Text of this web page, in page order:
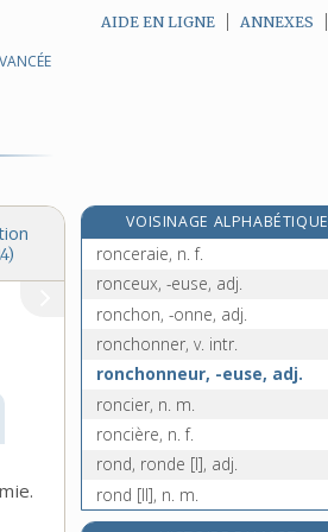
AIDE EN LIGNE ANNEXES
VOISINAGE ALPHABÉTIQUE
ronce, n. f.
ronceraie, n. f.
ronceux, -euse, adj.
ronchon, -onne, adj.
ronchonner, v. intr.
ronchonneur, -euse, adj.
roncier, n. m.
roncière, n. f.
rond, ronde [I], adj.
rond [II], n. m.
rondache, n. f.